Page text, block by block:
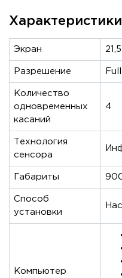
Характеристики
Экран
Разрешение
Количество
одновременных
касаний
4
Технология
сенсора
Габариты
Способ
установки
Компьютер